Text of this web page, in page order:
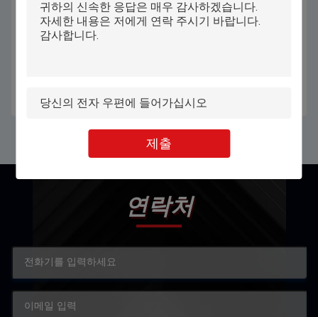
제출
최고의 가격을 얻으십시오 최고의 가격을 얻으십시오
연락처